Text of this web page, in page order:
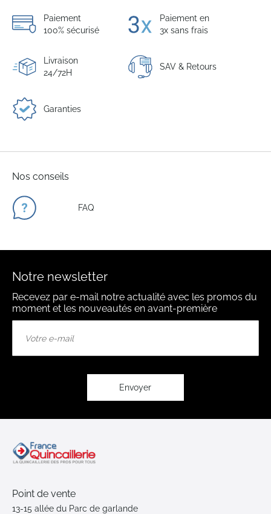
Paiement
100% sécurisé
Paiement en
3x sans frais
Livraison
24/72H
SAV & Retours
Garanties
Nos conseils
FAQ
Notre newsletter
Recevez par e-mail notre actualité avec les promos du
moment et les nouveautés en avant-première
Envoyer
Point de vente
13-15 allée du Parc de garlande